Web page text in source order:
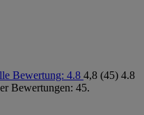
Bewertung: 4.8 4,8 (45) 4.8
Bewertungen: 45.